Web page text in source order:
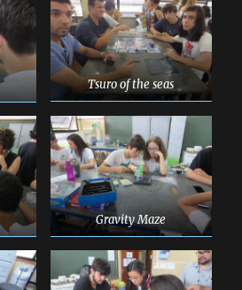
Tsuro of the seas
Gravity Maze